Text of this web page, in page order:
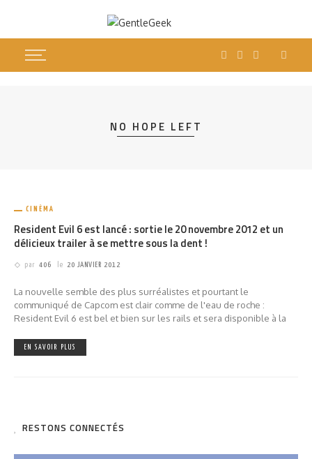
NO HOPE LEFT
CINÉMA
Resident Evil 6 est lancé : sortie le 20 novembre 2012 et un
délicieux trailer à se mettre sous la dent !
par 406 le 20 JANVIER 2012
La nouvelle semble des plus surréalistes et pourtant le
communiqué de Capcom est clair comme de l'eau de roche :
Resident Evil 6 est bel et bien sur les rails et sera disponible à la
EN SAVOIR PLUS
RESTONS CONNECTÉS